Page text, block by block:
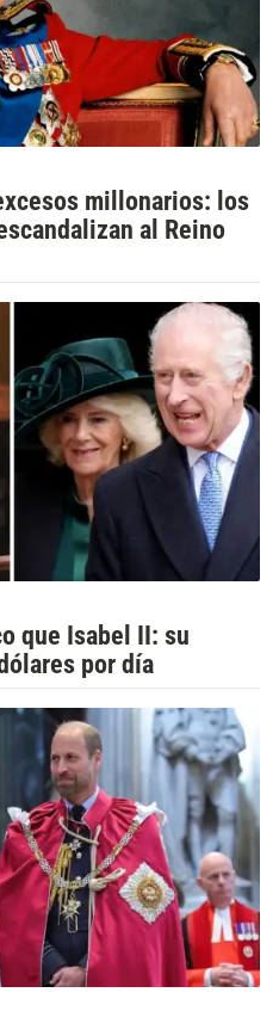
millonarios: los
al Reino
que Isabel II: su
por día